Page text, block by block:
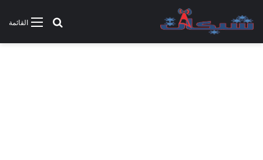
القائمةبحث عن